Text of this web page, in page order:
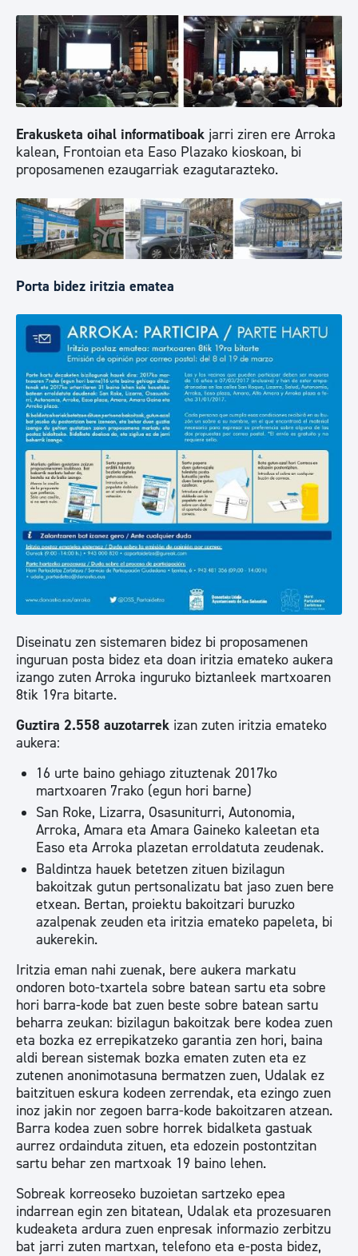
Erakusketa oihal informatiboak jarri ziren ere Arroka
kalean, Frontoian eta Easo Plazako kioskoan, bi
proposamenen ezaugarriak ezagutarazteko.
Porta bidez iritzia ematea
Diseinatu zen sistemaren bidez bi proposamenen
inguruan posta bidez eta doan iritzia emateko aukera
izango zuten Arroka inguruko biztanleek martxoaren
8tik 19ra bitarte.
Guztira 2.558 auzotarrek izan zuten iritzia emateko
aukera:
16 urte baino gehiago zituztenak 2017ko
martxoaren 7rako (egun hori barne)
San Roke, Lizarra, Osasuniturri, Autonomia,
Arroka, Amara eta Amara Gaineko kaleetan eta
Easo eta Arroka plazetan erroldatuta zeudenak.
Baldintza hauek betetzen zituen bizilagun
bakoitzak gutun pertsonalizatu bat jaso zuen bere
etxean. Bertan, proiektu bakoitzari buruzko
azalpenak zeuden eta iritzia emateko papeleta, bi
aukerekin.
Iritzia eman nahi zuenak, bere aukera markatu
ondoren boto-txartela sobre batean sartu eta sobre
hori barra-kode bat zuen beste sobre batean sartu
beharra zeukan: bizilagun bakoitzak bere kodea zuen
eta bozka ez errepikatzeko garantia zen hori, baina
aldi berean sistemak bozka ematen zuten eta ez
zutenen anonimotasuna bermatzen zuen, Udalak ez
baitzituen eskura kodeen zerrendak, eta ezingo zuen
inoz jakin nor zegoen barra-kode bakoitzaren atzean.
Barra kodea zuen sobre horrek bidalketa gastuak
aurrez ordainduta zituen, eta edozein postontzitan
sartu behar zen martxoak 19 baino lehen.
Sobreak korreoseko buzoietan sartzeko epea
indarrean egin zen bitatean, Udalak eta prozesuaren
kudeaketa ardura zuen enpresak informazio zerbitzu
bat jarri zuten martxan, telefono eta e-posta bidez,